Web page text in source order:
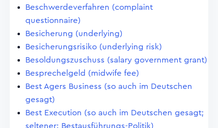
Beschwerdeverfahren (complaint
questionnaire)
Besicherung (underlying)
Besicherungsrisiko (underlying risk)
Besoldungszuschuss (salary government grant)
Besprechelgeld (midwife fee)
Best Agers Business (so auch im Deutschen
gesagt)
Best Execution (so auch im Deutschen gesagt;
seltener: Bestausführungs-Politik)